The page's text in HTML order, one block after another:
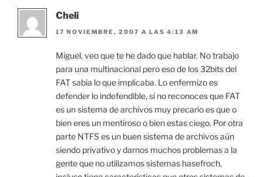
Cheli
17 NOVIEMBRE, 2007 A LAS 4:13 AM
Miguel, veo que te he dado que hablar. No trabajo
para una multinacional pero eso de los 32bits del
FAT sabía lo que implicaba. Lo enfermizo es
defender lo indefendible, si no reconoces que FAT
es un sistema de archivos muy precario es que o
bien eres un mentiroso o bien estas ciego. Por otra
parte NTFS es un buen sistema de archivos aún
siendo privativo y darnos muchos problemas a la
gente que no utilizamos sistemas hasefroch,